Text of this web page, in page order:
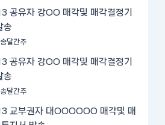
공유자 강OO 매각및 매각결정기
송
달간주
공유자 강OO 매각및 매각결정기
송
달간주
교부권자 대OOOOOO 매각및 매